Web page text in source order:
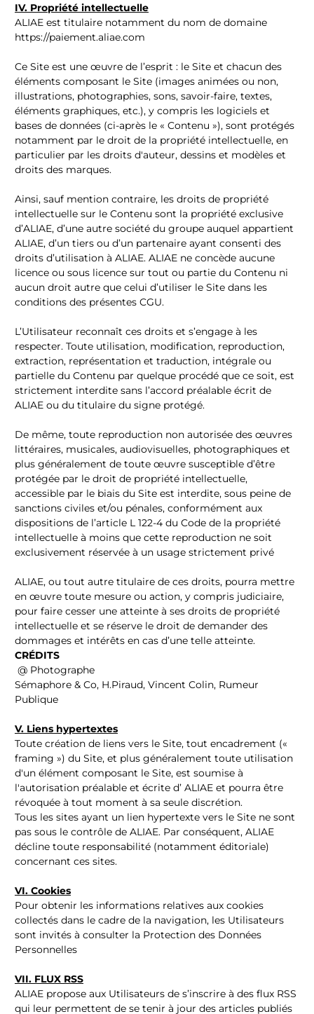
IV. Propriété intellectuelle
ALIAE est titulaire notamment du nom de domaine
https://paiement.aliae.com
Ce Site est une œuvre de l’esprit : le Site et chacun des
éléments composant le Site (images animées ou non,
illustrations, photographies, sons, savoir-faire, textes,
éléments graphiques, etc.), y compris les logiciels et
bases de données (ci-après le « Contenu »), sont protégés
notamment par le droit de la propriété intellectuelle, en
particulier par les droits d'auteur, dessins et modèles et
droits des marques.
Ainsi, sauf mention contraire, les droits de propriété
intellectuelle sur le Contenu sont la propriété exclusive
d’ALIAE, d’une autre société du groupe auquel appartient
ALIAE, d’un tiers ou d’un partenaire ayant consenti des
droits d’utilisation à ALIAE. ALIAE ne concède aucune
licence ou sous licence sur tout ou partie du Contenu ni
aucun droit autre que celui d’utiliser le Site dans les
conditions des présentes CGU.
L’Utilisateur reconnaît ces droits et s’engage à les
respecter. Toute utilisation, modification, reproduction,
extraction, représentation et traduction, intégrale ou
partielle du Contenu par quelque procédé que ce soit, est
strictement interdite sans l’accord préalable écrit de
ALIAE ou du titulaire du signe protégé.
De même, toute reproduction non autorisée des œuvres
littéraires, musicales, audiovisuelles, photographiques et
plus généralement de toute œuvre susceptible d’être
protégée par le droit de propriété intellectuelle,
accessible par le biais du Site est interdite, sous peine de
sanctions civiles et/ou pénales, conformément aux
dispositions de l’article L 122-4 du Code de la propriété
intellectuelle à moins que cette reproduction ne soit
exclusivement réservée à un usage strictement privé
ALIAE, ou tout autre titulaire de ces droits, pourra mettre
en œuvre toute mesure ou action, y compris judiciaire,
pour faire cesser une atteinte à ses droits de propriété
intellectuelle et se réserve le droit de demander des
dommages et intérêts en cas d’une telle atteinte.
CRÉDITS
@ Photographe
Sémaphore & Co, H.Piraud, Vincent Colin, Rumeur
Publique
V. Liens hypertextes
Toute création de liens vers le Site, tout encadrement («
framing ») du Site, et plus généralement toute utilisation
d'un élément composant le Site, est soumise à
l'autorisation préalable et écrite d’ ALIAE et pourra être
révoquée à tout moment à sa seule discrétion.
Tous les sites ayant un lien hypertexte vers le Site ne sont
pas sous le contrôle de ALIAE. Par conséquent, ALIAE
décline toute responsabilité (notamment éditoriale)
concernant ces sites.
VI. Cookies
Pour obtenir les informations relatives aux cookies
collectés dans le cadre de la navigation, les Utilisateurs
sont invités à consulter la Protection des Données
Personnelles
VII. FLUX RSS
ALIAE propose aux Utilisateurs de s’inscrire à des flux RSS
qui leur permettent de se tenir à jour des articles publiés